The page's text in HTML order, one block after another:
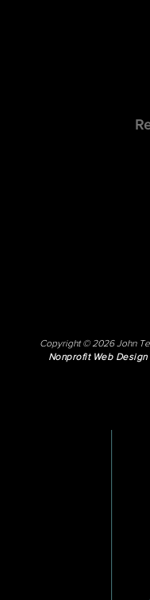
Copyright © 2026 John
Nonprofit Web Design